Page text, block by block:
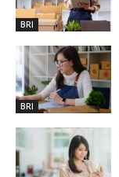
BRI
BRI